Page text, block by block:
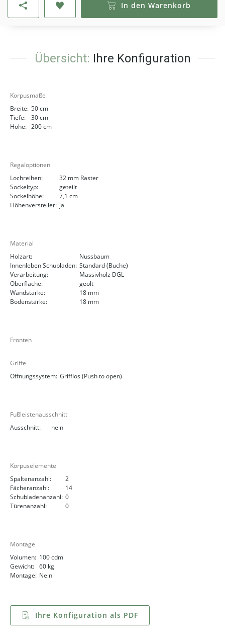
In den Warenkorb
Übersicht: Ihre Konfiguration
Korpusmaße
Breite: 50 cm
Tiefe:
30 cm
Höhe: 200 cm
Regaloptionen
Lochreihen:
32 mm Raster
Sockeltyp:
geteilt
Sockelhöhe:
7,1 cm
Höhenversteller: ja
Material
Holzart:
Nussbaum
Innenleben Schubladen: Standard (Buche)
Verarbeitung:
Massivholz DGL
Oberfläche:
geölt
Wandstärke:
18 mm
Bodenstärke:
18 mm
Fronten
Griffe
Öffnungssystem: Grifflos (Push to open)
Fußleistenausschnitt
Ausschnitt:
nein
Korpuselemente
Spaltenanzahl:
2
Fächeranzahl:
14
Schubladenanzahl: 0
Türenanzahl:
0
Montage
Volumen: 100 cdm
Gewicht: 60 kg
Montage: Nein
Ihre Konfiguration als PDF